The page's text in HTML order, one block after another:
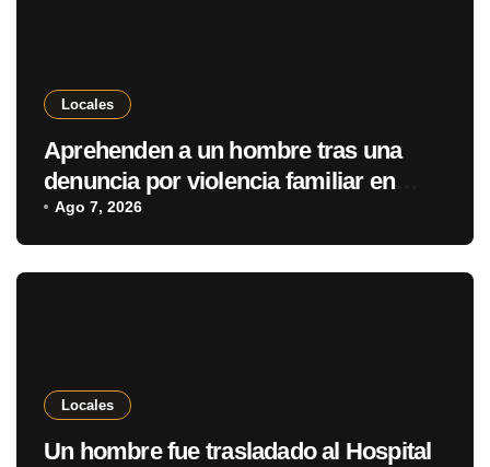
Locales
Aprehenden a un hombre tras una
denuncia por violencia familiar en
Pedro Juan Caballero
Ago 7, 2026
Locales
Un hombre fue trasladado al Hospital